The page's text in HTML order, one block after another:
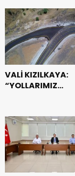
Belgeleri Vali
Yardımcısı
Tatlısöz Verdi
VALİ KIZILKAYA:
“YOLLARIMIZ